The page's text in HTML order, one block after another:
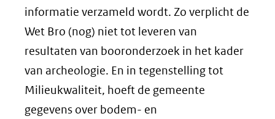
informatie verzameld wordt. Zo verplicht de
Wet Bro (nog) niet tot leveren van
resultaten van booronderzoek in het kader
van archeologie. En in tegenstelling tot
Milieukwaliteit, hoeft de gemeente
gegevens over bodem- en